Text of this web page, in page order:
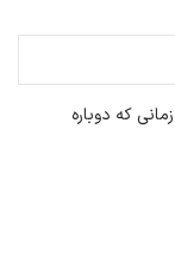
که دوباره